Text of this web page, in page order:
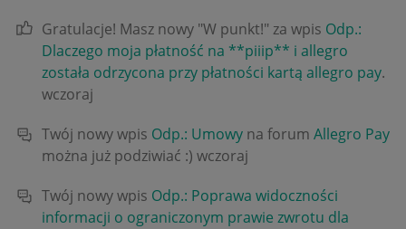
Gratulacje! Masz nowy "W punkt!" za wpis Odp.:
Dlaczego moja płatność na **piiip** i allegro
została odrzycona przy płatności kartą allegro pay.
wczoraj
Twój nowy wpis Odp.: Umowy na forum Allegro Pay
można już podziwiać :) wczoraj
Twój nowy wpis Odp.: Poprawa widoczności
informacji o ograniczonym prawie zwrotu dla